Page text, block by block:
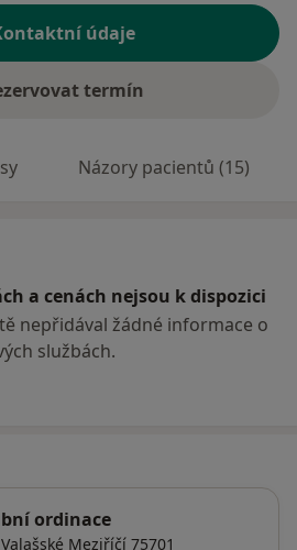
údaje
termín
Názory pacientů (15)
a cenách nejsou k dispozici
nepřidával žádné informace o
službách.
ordinace
Valašské Meziříčí 75701